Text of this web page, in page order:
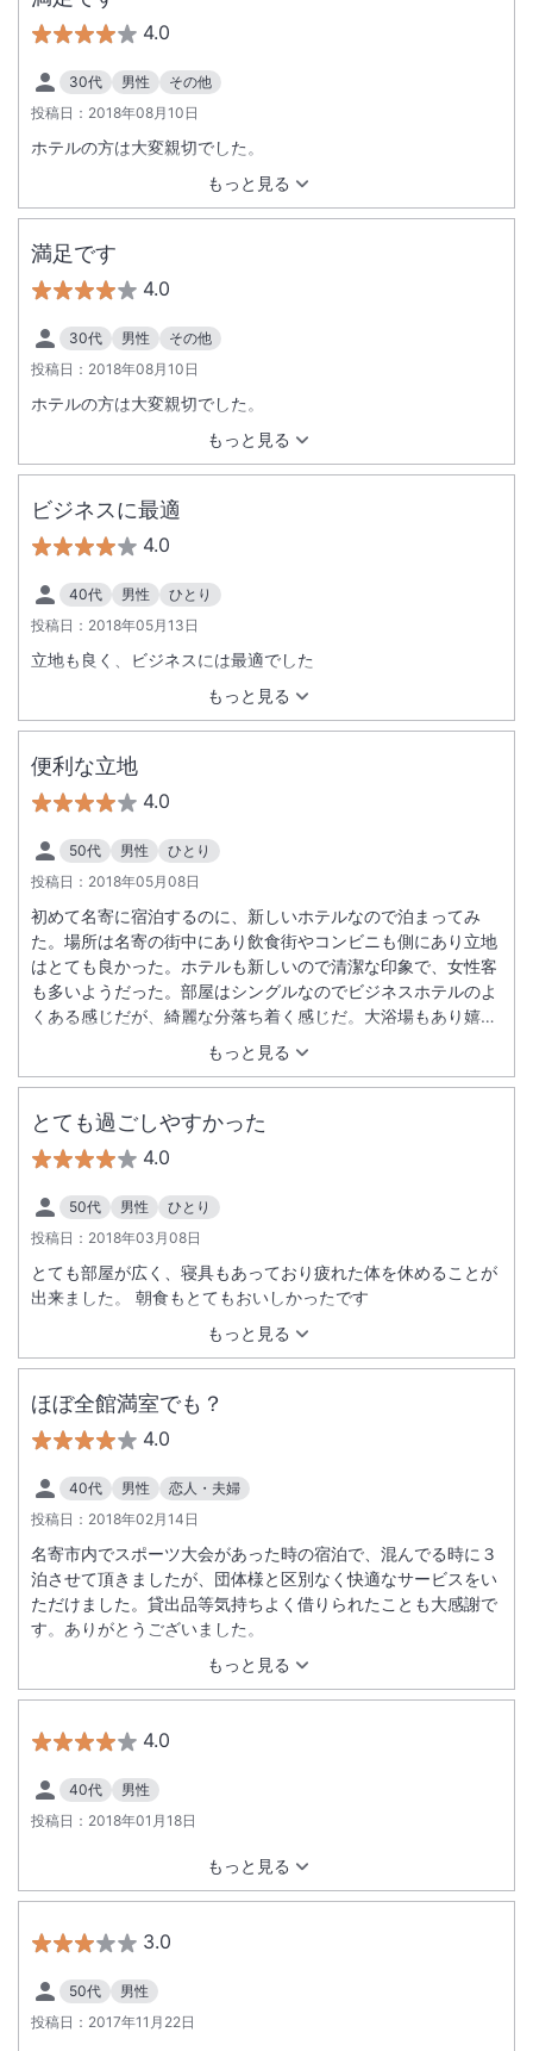
4.0
30代 男性
その他
投稿日： 2018年08月10日
もっと見る
ホテルの方は大変親切でした。
満足です
4.0
30代 男性
その他
投稿日： 2018年08月10日
もっと見る
ホテルの方は大変親切でした。
ビジネスに最適
4.0
40代 男性
ひとり
投稿日： 2018年05月13日
もっと見る
立地も良く、ビジネスには最適でした
便利な立地
4.0
50代 男性
ひとり
投稿日： 2018年05月08日
もっと見る
初めて名寄に宿泊するのに、新しいホテルなので泊まってみ
た。場所は名寄の街中にあり飲食街やコンビニも側にあり立地
はとても良かった。ホテルも新しいので清潔な印象で、女性客
も多いようだった。部屋はシングルなのでビジネスホテルのよ
くある感じだが、綺麗な分落ち着く感じだ。大浴場もあり嬉し
いのだが、入れ替え制で好きな時間に入れなかったのは少し残
念だ。でも全体には好印象にホテルだと思います。
とても過ごしやすかった
4.0
50代 男性
ひとり
投稿日： 2018年03月08日
もっと見る
とても部屋が広く、寝具もあっており疲れた体を休めることが
出来ました。 朝食もとてもおいしかったです
ほぼ全館満室でも？
4.0
40代 男性
恋人・夫婦
投稿日： 2018年02月14日
もっと見る
名寄市内でスポーツ大会があった時の宿泊で、混んでる時に３
泊させて頂きましたが、団体様と区別なく快適なサービスをい
ただけました。貸出品等気持ちよく借りられたことも大感謝で
す。ありがとうございました。
4.0
40代
男性
投稿日： 2018年01月18日
もっと見る
3.0
50代
男性
投稿日： 2017年11月22日